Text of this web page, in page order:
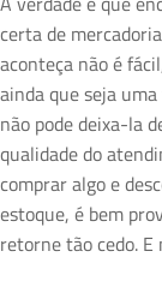
certa de
aconteça não é
ainda que seja
não pode deixa-la
qualidade do
comprar algo e
estoque, é bem
retorne tão cedo.